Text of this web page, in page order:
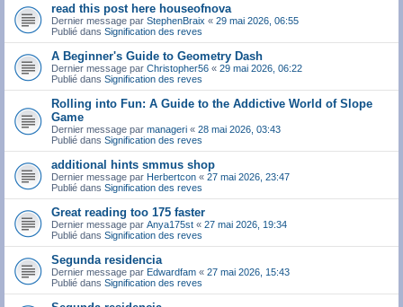
read this post here houseofnova
Dernier message par StephenBraix « 29 mai 2026, 06:55
Publié dans Signification des reves
A Beginner's Guide to Geometry Dash
Dernier message par Christopher56 « 29 mai 2026, 06:22
Publié dans Signification des reves
Rolling into Fun: A Guide to the Addictive World of Slope
Game
Dernier message par manageri « 28 mai 2026, 03:43
Publié dans Signification des reves
additional hints smmus shop
Dernier message par Herbertcon « 27 mai 2026, 23:47
Publié dans Signification des reves
Great reading too 175 faster
Dernier message par Anya175st « 27 mai 2026, 19:34
Publié dans Signification des reves
Segunda residencia
Dernier message par Edwardfam « 27 mai 2026, 15:43
Publié dans Signification des reves